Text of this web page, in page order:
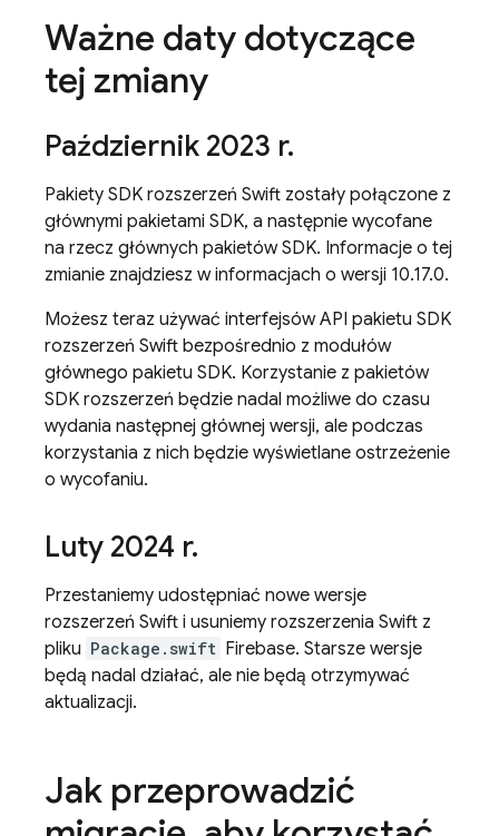
Ważne daty dotyczące
tej zmiany
Październik 2023 r.
Pakiety SDK rozszerzeń Swift zostały połączone z
głównymi pakietami SDK, a następnie wycofane
na rzecz głównych pakietów SDK. Informacje o tej
zmianie znajdziesz w informacjach o wersji 10.17.0.
Możesz teraz używać interfejsów API pakietu SDK
rozszerzeń Swift bezpośrednio z modułów
głównego pakietu SDK. Korzystanie z pakietów
SDK rozszerzeń będzie nadal możliwe do czasu
wydania następnej głównej wersji, ale podczas
korzystania z nich będzie wyświetlane ostrzeżenie
o wycofaniu.
Luty 2024 r.
Przestaniemy udostępniać nowe wersje
rozszerzeń Swift i usuniemy rozszerzenia Swift z
pliku Package.swift Firebase. Starsze wersje
będą nadal działać, ale nie będą otrzymywać
aktualizacji.
Jak przeprowadzić